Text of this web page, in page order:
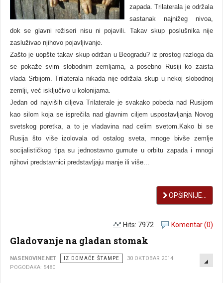
zapada. Trilaterala je održala
sastanak najnižeg nivoa,
dok se glavni režiseri nisu ni pojavili. Takav skup poslušnika nije
zasluživao njihovo pojavljivanje.
Zašto je uopšte takav skup održan u Beogradu? iz prostog razloga da
se pokaže svim slobodnim zemljama, a posebno Rusiji ko zaista
vlada Srbijom. Trilaterala nikada nije održala skup u nekoj slobodnoj
zemlji, već isključivo u kolonijama.
Jedan od najviših ciljeva Trilaterale je svakako pobeda nad Rusijom
kao silom koja se isprečila nad glavnim ciljem uspostavljanja Novog
svetskog poretka, a to je vladavina nad celim svetom.Kako bi se
Rusija što više izolovala od ostalog sveta, mnoge bivše zemlje
socijalističkog tipa su jednostavno gurnute u orbitu zapada i mnogi
njihovi predstavnici predstavljaju manje ili više...
OPŠIRNIJE...
Komentar (0)
Hits: 7972
Gladovanje na gladan stomak
NASENOVINE.NET IZ DOMAĆE ŠTAMPE
30 OKTOBAR 2014
POGODAKA: 5480